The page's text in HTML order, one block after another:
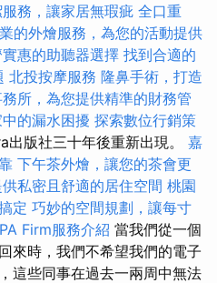
務，讓家居無瑕疵 全口重
的外燴服務，為您的活動提供
惠的助聽器選擇 找到合適的
北投按摩服務 隆鼻手術，打造
所，為您提供精準的財務管
的漏水困擾 探索數位行銷策
版社三十年後重新出現。 嘉
下午茶外燴，讓您的茶會更
私密且舒適的居住空間 桃園
定 巧妙的空間規劃，讓每寸
Firm服務介紹 當我們從一個
來時，我們不希望我們的電子
這些同事在過去一兩周中無法